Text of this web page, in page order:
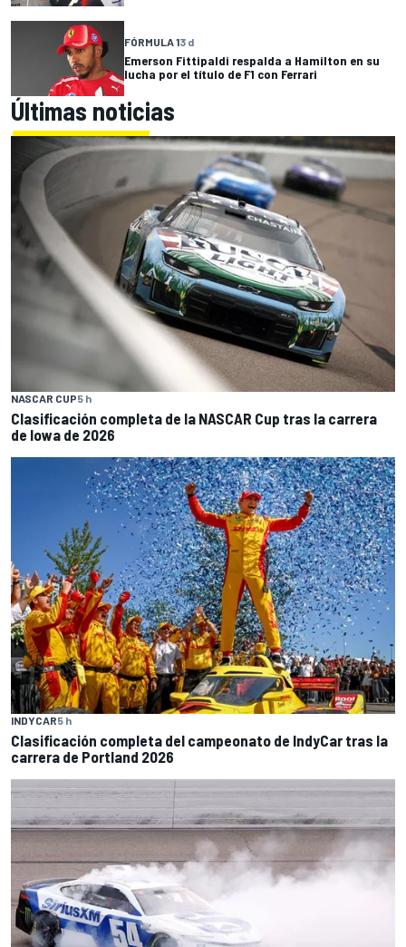
FÓRMULA 13 d
Emerson Fittipaldi respalda a Hamilton en su
lucha por el título de F1 con Ferrari
Últimas noticias
NASCAR CUP5 h
Clasificación completa de la NASCAR Cup tras la carrera
de Iowa de 2026
INDYCAR5 h
Clasificación completa del campeonato de IndyCar tras la
carrera de Portland 2026